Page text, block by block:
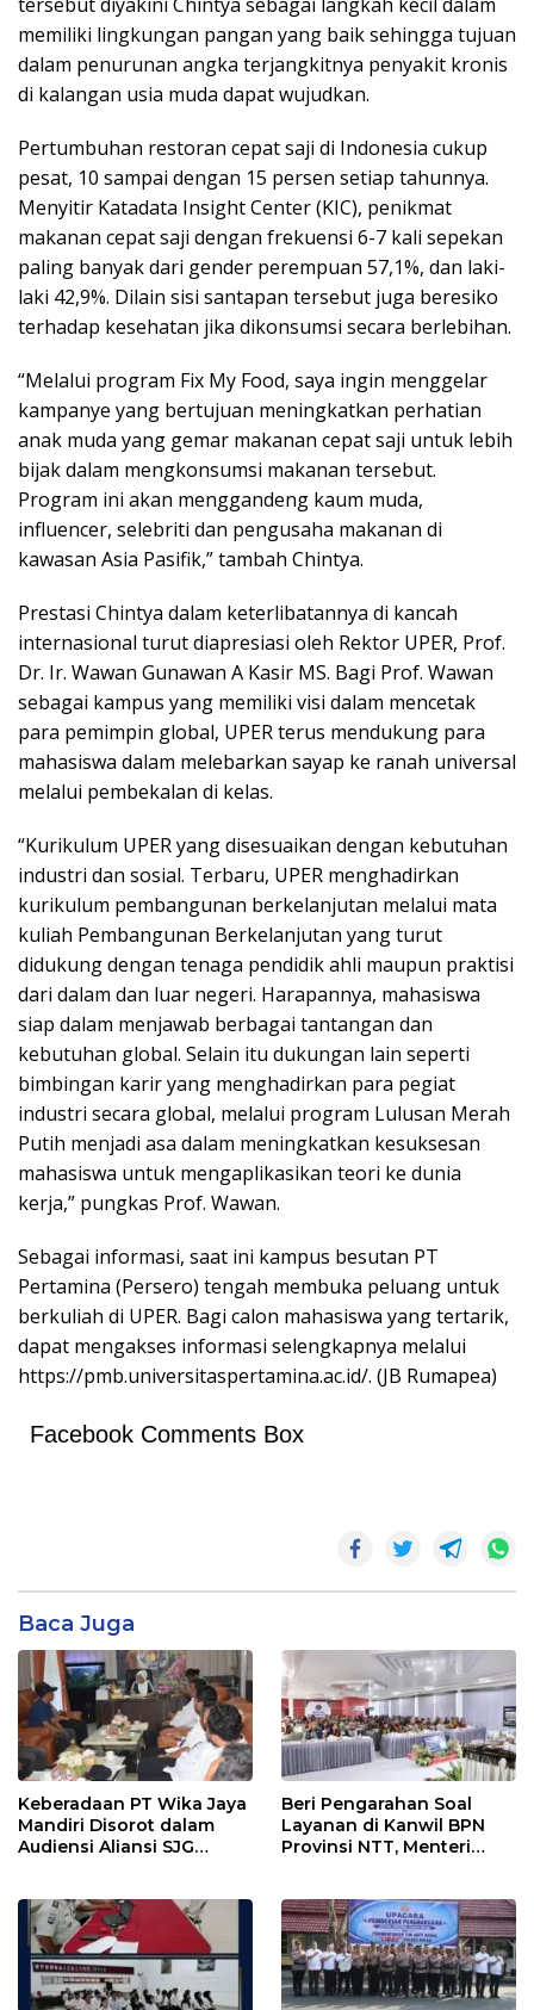
memiliki lingkungan pangan yang baik sehingga tujuan
dalam penurunan angka terjangkitnya penyakit kronis
di kalangan usia muda dapat wujudkan.
Pertumbuhan restoran cepat saji di Indonesia cukup
pesat, 10 sampai dengan 15 persen setiap tahunnya.
Menyitir Katadata Insight Center (KIC), penikmat
makanan cepat saji dengan frekuensi 6-7 kali sepekan
paling banyak dari gender perempuan 57,1%, dan laki-
laki 42,9%. Dilain sisi santapan tersebut juga beresiko
terhadap kesehatan jika dikonsumsi secara berlebihan.
“Melalui program Fix My Food, saya ingin menggelar
kampanye yang bertujuan meningkatkan perhatian
anak muda yang gemar makanan cepat saji untuk lebih
bijak dalam mengkonsumsi makanan tersebut.
Program ini akan menggandeng kaum muda,
influencer, selebriti dan pengusaha makanan di
kawasan Asia Pasifik,” tambah Chintya.
Prestasi Chintya dalam keterlibatannya di kancah
internasional turut diapresiasi oleh Rektor UPER, Prof.
Dr. Ir. Wawan Gunawan A Kasir MS. Bagi Prof. Wawan
sebagai kampus yang memiliki visi dalam mencetak
para pemimpin global, UPER terus mendukung para
mahasiswa dalam melebarkan sayap ke ranah universal
melalui pembekalan di kelas.
“Kurikulum UPER yang disesuaikan dengan kebutuhan
industri dan sosial. Terbaru, UPER menghadirkan
kurikulum pembangunan berkelanjutan melalui mata
kuliah Pembangunan Berkelanjutan yang turut
didukung dengan tenaga pendidik ahli maupun praktisi
dari dalam dan luar negeri. Harapannya, mahasiswa
siap dalam menjawab berbagai tantangan dan
kebutuhan global. Selain itu dukungan lain seperti
bimbingan karir yang menghadirkan para pegiat
industri secara global, melalui program Lulusan Merah
Putih menjadi asa dalam meningkatkan kesuksesan
mahasiswa untuk mengaplikasikan teori ke dunia
kerja,” pungkas Prof. Wawan.
Sebagai informasi, saat ini kampus besutan PT
Pertamina (Persero) tengah membuka peluang untuk
berkuliah di UPER. Bagi calon mahasiswa yang tertarik,
dapat mengakses informasi selengkapnya melalui
https://pmb.universitaspertamina.ac.id/. (JB Rumapea)
Facebook Comments Box
Baca Juga
Keberadaan PT Wika Jaya
Mandiri Disorot dalam
Audiensi Aliansi SJG
Beri Pengarahan Soal
Layanan di Kanwil BPN
Provinsi NTT, Menteri